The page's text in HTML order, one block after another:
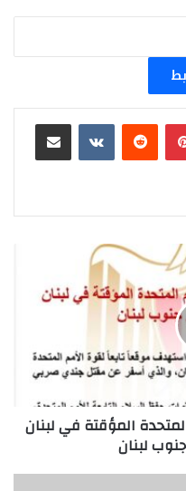
بينتيريست
مشاركة عبر البريد
المؤقتة في لبنان
لبنان